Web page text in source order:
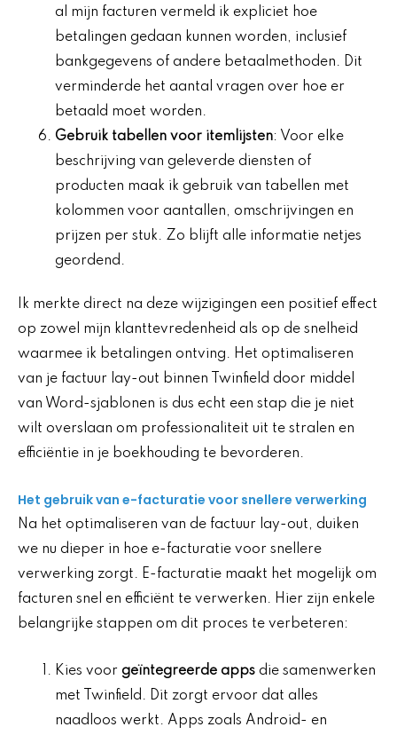
al mijn facturen vermeld ik expliciet hoe
betalingen gedaan kunnen worden, inclusief
bankgegevens of andere betaalmethoden. Dit
verminderde het aantal vragen over hoe er
betaald moet worden.
Gebruik tabellen voor itemlijsten: Voor elke
beschrijving van geleverde diensten of
producten maak ik gebruik van tabellen met
kolommen voor aantallen, omschrijvingen en
prijzen per stuk. Zo blijft alle informatie netjes
geordend.
Ik merkte direct na deze wijzigingen een positief effect
op zowel mijn klanttevredenheid als op de snelheid
waarmee ik betalingen ontving. Het optimaliseren
van je factuur lay-out binnen Twinfield door middel
van Word-sjablonen is dus echt een stap die je niet
wilt overslaan om professionaliteit uit te stralen en
efficiëntie in je boekhouding te bevorderen.
Het gebruik van e-facturatie voor snellere verwerking
Na het optimaliseren van de factuur lay-out, duiken
we nu dieper in hoe e-facturatie voor snellere
verwerking zorgt. E-facturatie maakt het mogelijk om
facturen snel en efficiënt te verwerken. Hier zijn enkele
belangrijke stappen om dit proces te verbeteren:
Kies voor geïntegreerde apps die samenwerken
met Twinfield. Dit zorgt ervoor dat alles
naadloos werkt. Apps zoals Android- en